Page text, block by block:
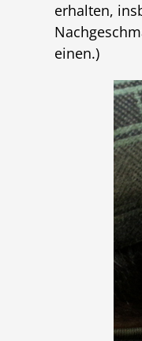
erhalten,
einen.)